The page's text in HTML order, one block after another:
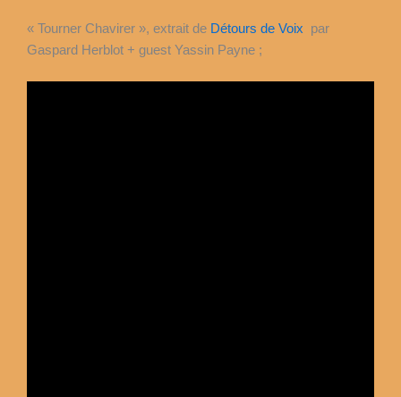
« Tourner Chavirer », extrait de Détours de Voix
par
Gaspard Herblot + guest Yassin Payne ;